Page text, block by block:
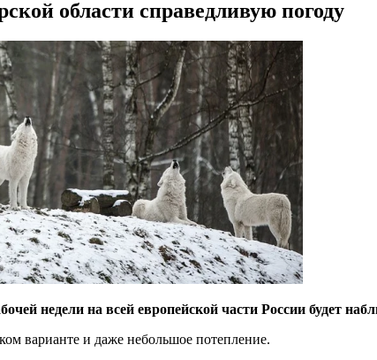
области справедливую погоду
недели на всей европейской части России будет
варианте и даже небольшое потепление.